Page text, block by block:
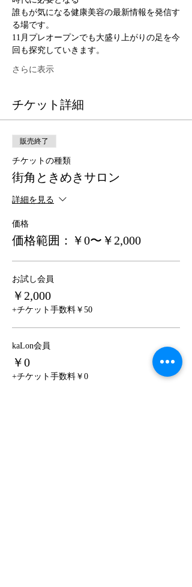
誰もが気になる健康美容の最新情報を発信す
る場です。
11月プレオープンでも大盛り上がりの足を今
回も探究していきます。
さらに表示
チケット詳細
販売終了
チケットの種類
街角ときめきサロン
詳細を見る
価格
価格範囲：￥0〜￥2,000
お試し会員
￥2,000
+チケット手数料￥50
kaLon会員
￥0
+チケット手数料￥0